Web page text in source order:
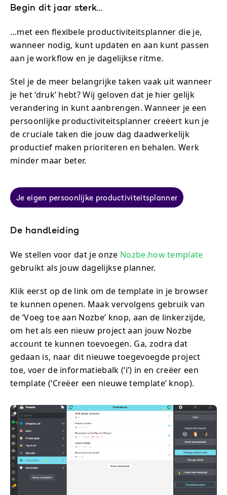
Begin dit jaar sterk…
…met een flexibele productiviteitsplanner die je,
wanneer nodig, kunt updaten en aan kunt passen
aan je workflow en je dagelijkse ritme.
Stel je de meer belangrijke taken vaak uit wanneer
je het ‘druk’ hebt? Wij geloven dat je hier gelijk
verandering in kunt aanbrengen. Wanneer je een
persoonlijke productiviteitsplanner creëert kun je
de cruciale taken die jouw dag daadwerkelijk
productief maken prioriteren en behalen. Werk
minder maar beter.
Je eigen persoonlijke productiviteitsplanner
De handleiding
We stellen voor dat je onze Nozbe.how template
gebruikt als jouw dagelijkse planner.
Klik eerst op de link om de template in je browser
te kunnen openen. Maak vervolgens gebruik van
de ‘Voeg toe aan Nozbe’ knop, aan de linkerzijde,
om het als een nieuw project aan jouw Nozbe
account te kunnen toevoegen. Ga, zodra dat
gedaan is, naar dit nieuwe toegevoegde project
toe, voer de informatiebalk (‘i’) in en creëer een
template (‘Creëer een nieuwe template’ knop).